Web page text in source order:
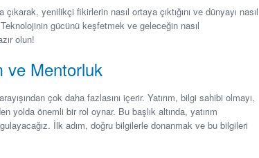
yenilikçi fikirlerin nasıl ortaya çıktığını ve dünyayı nasıl
gücünü keşfetmek ve geleceğin nasıl
olun!
ve Mentorluk
çok daha fazlasını içerir. Yatırım, bilgi sahibi olmayı,
yolda önemli bir rol oynar. Bu başlık altında, yatırım
İlk adım, doğru bilgilerle donanmak ve bu bilgileri